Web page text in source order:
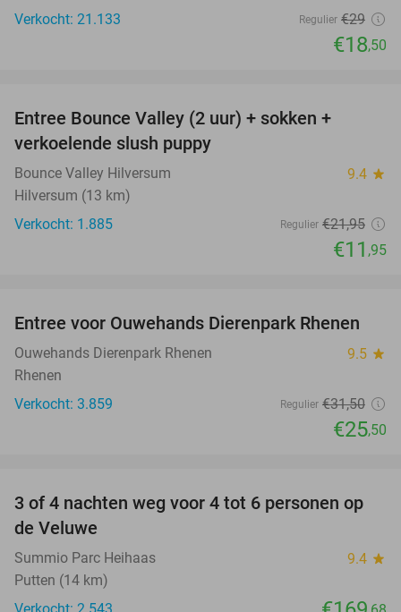
Verkocht: 21.133
Regulier €29
€18,50
Entree Bounce Valley (2 uur) + sokken +
verkoelende slush puppy
Bounce Valley Hilversum 9.4 star
Hilversum (13 km)
Verkocht: 1.885
Regulier €21,95
€11 ,95
19%
Entree voor Ouwehands Dierenpark Rhenen
Ouwehands Dierenpark Rhenen 9.5 star
Rhenen
Verkocht: 3.859
Regulier €31,50
€25,50
3 of 4 nachten weg voor 4 tot 6 personen op
de Veluwe
Summio Parc Heihaas 9.4 star
Putten (14 km)
Verkocht: 2.543